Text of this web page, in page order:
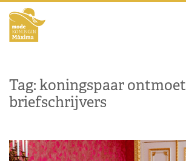
Tag: koningspaar ontmoet
briefschrijvers